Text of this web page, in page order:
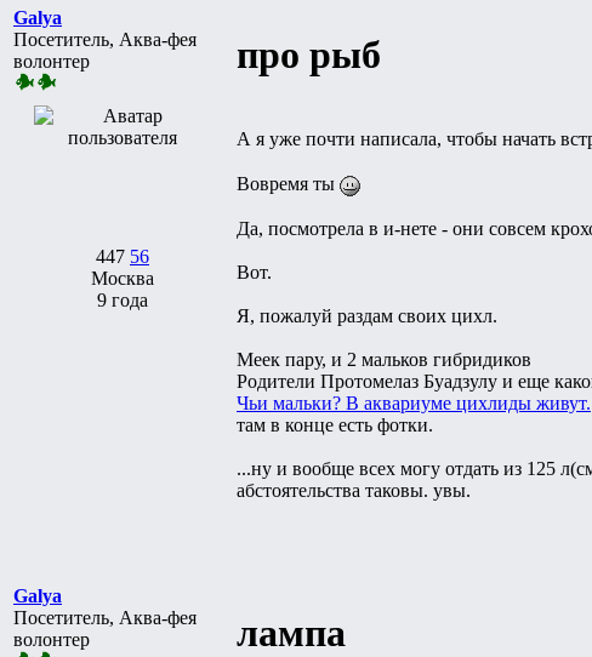
Galya
Посетитель, Аква-фея
волонтер
447 56
Москва
9 года
про рыб
А я уже почти написала, чтобы начать
Вовремя ты
Да, посмотрела в и-нете - они совсем
Вот.
Я, пожалуй раздам своих цихл.
Меек пару, и 2 мальков гибридиков
Родители Протомелаз Буадзулу и еще
Чьи мальки? В аквариуме цихлиды живут.
там в конце есть фотки.
...ну и вообще всех могу отдать из 125
абстоятельства таковы. увы.
Galya
Посетитель, Аква-фея
волонтер
лампа